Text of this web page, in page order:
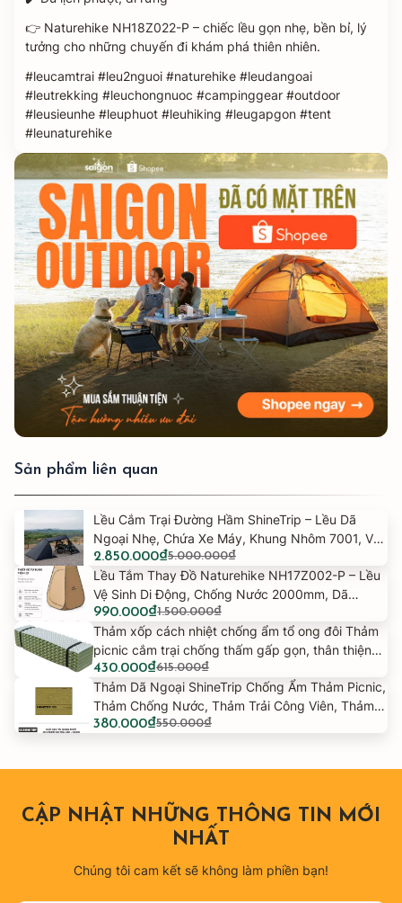
👉 Naturehike NH18Z022-P – chiếc lều gọn nhẹ, bền bỉ, lý
tưởng cho những chuyến đi khám phá thiên nhiên.
#leucamtrai #leu2nguoi #naturehike #leudangoai
#leutrekking #leuchongnuoc #campinggear #outdoor
#leusieunhe #leuphuot #leuhiking #leugapgon #tent
#leunaturehike
Sản phẩm liên quan
Lều Cắm Trại Đường Hầm ShineTrip – Lều Dã
Ngoại Nhẹ, Chứa Xe Máy, Khung Nhôm 7001, Vải
Oxford 150D -5.000.000₫
Giá
gốc
là:
5.000.000₫.
2.850.000₫
Giá
hiện
tại
là:
2.850.000₫.
Lều Tắm Thay Đồ Naturehike NH17Z002-P – Lều
Vệ Sinh Di Động, Chống Nước 2000mm, Dã
Ngoại/Cắm Trại -
1.500.000₫
Giá
gốc
là:
1.500.000₫.
990.000₫
Giá
hiện
tại
là:
990.000₫.
Thảm xốp cách nhiệt chống ẩm tổ ong đôi Thảm
picnic cắm trại chống thấm gấp gọn, thân thiện
môi trường -615.000₫
Giá
gốc
là:
615.000₫.
430.000₫
Giá
hiện
tại
là:
430.000₫.
Thảm Dã Ngoại ShineTrip Chống Ẩm Thảm Picnic,
Thảm Chống Nước, Thảm Trải Công Viên, Thảm
Dã Ngoại Gấp Gọn -
550.000₫
Giá
gốc
550.000₫.
380.000₫
Giá
hiện
là:
CẬP NHẬT NHỮNG THÔNG TIN MỚI
NHẤT
Chúng tôi cam kết sẽ không làm phiền bạn!